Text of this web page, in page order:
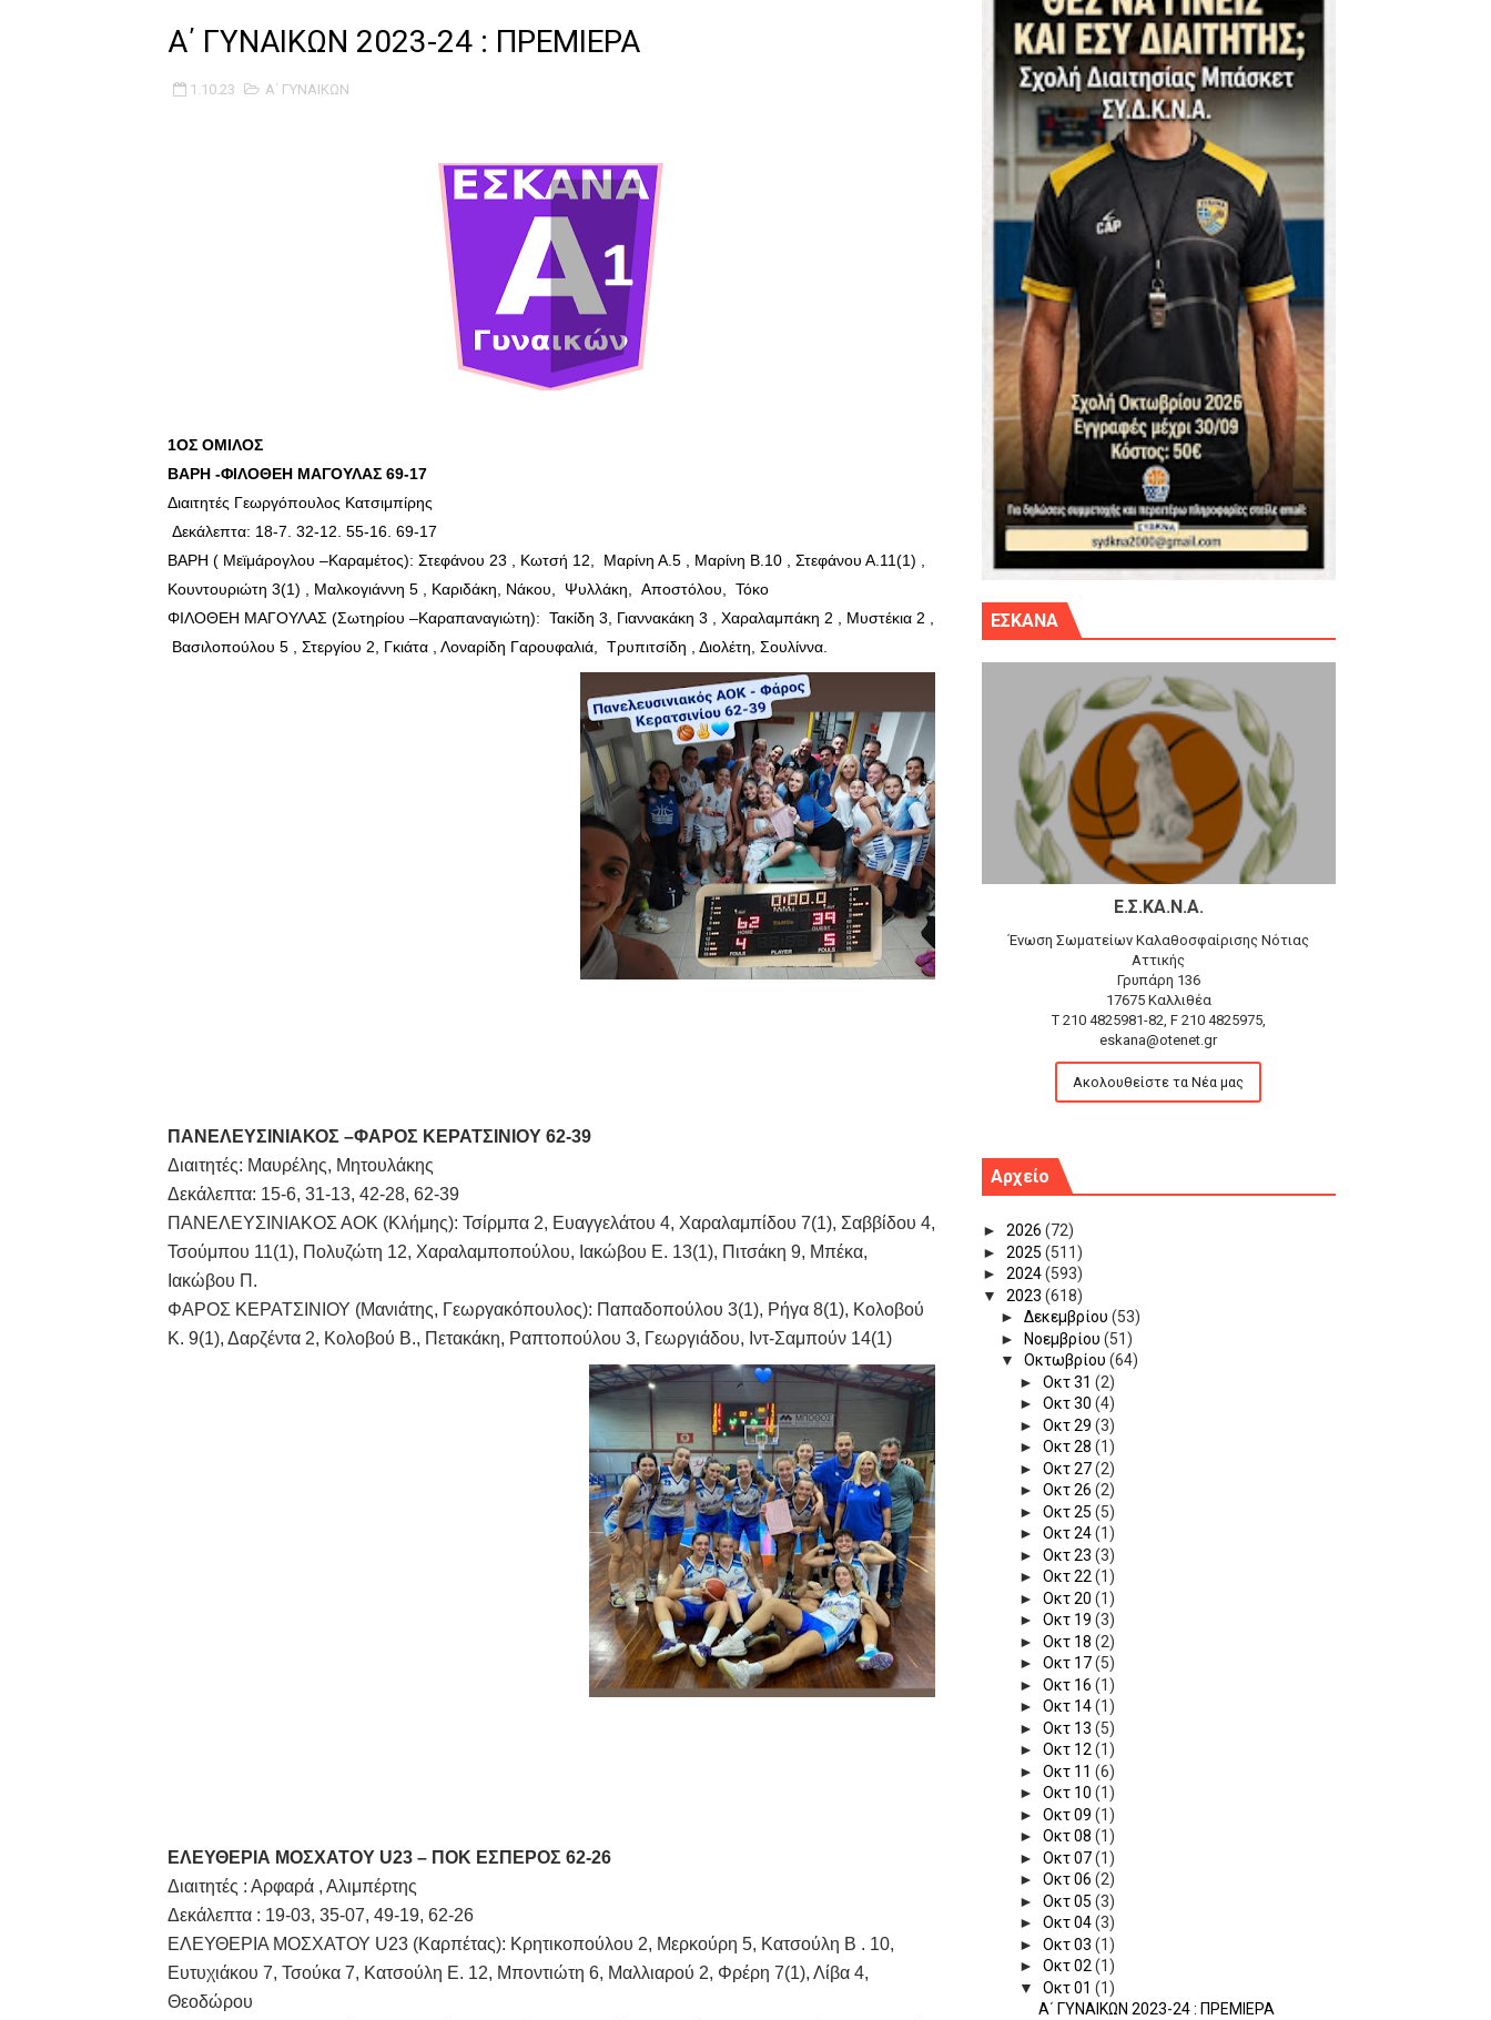
B ΕΦΗΒΩΝ F4 : Χάλκινο το Πέρα 71-56 την Δραπετσώνα στον μικρό τελικό
Live streaming ΜΠΑΡΑΖ ΑΝΟΔΟΥ ΣΤΗΝ NL 2 : ΑΥΡΙΟ ΚΥΡΙΑΚΗ 21.06.26 ΣΤΟ ΕΑΚ ΒΟΛΟΥ ΜΑΝΔΡΑΪΚΟΣ -ΕΘΝΙΚΟΣ ΛΑΓΥΝΩΝ
Β΄ ΕΦΗΒΩΝ F4 : Εντυπωσιακός ο Ρέντης στον τελικό 104-77 την Δραπετσώνα επανήλθε στην Α΄ εφήβων - Στον τελικό με Ερμή Αργ. νίκησε 72-54 το Πέρα
FINAL 4 B EΦΗΒΩΝ : ΗΜΙΤΕΛΙΚΟΙ ΣΗΜΕΡΑ ΑΕ ΡΕΝΤΗ ΔΡΑΠΕΤΣΩΝΑ ΔΑΣ (19.30) & ΕΡΜΗΣ ΑΡΓΥΡΟΥΠ. -ΠΕΡΑ (21.30)
Γ ΑΝΔΡΩΝ play off: Ανέβηκε ο Προφήτης Ηλίας 77-73 μέσα στο Πέραμα την Φιλία
Ολοκληρώνεται η μετακόμιση των γραφείων της ΕΣΚΑΝΑ στον Δήμο Νίκαιας/Ρέντη
ΤΕΛΙΚΟΣ U21 : Λύγισε στον τελικό με Αρετσού ο Πανελευσινιακός 55-67 (video της αναμέτρησης)
ΚΟΡΑΣΙΔΕΣ : Ο Κρόνος Αγίου Δημητρίου τιμήθηκε από το ΔΣ της ΕΣΚΑΝΑ για την κατάκτηση του τιτλου στην Ένωση
TEΛΙΚΟΣ ΚΥΠΕΛΛΟΥ: Κυπελλούχος ο Μανδραϊκός σε ματς θρίλερ με απίστευτη ανατροπή από το -20 77-69 την φοβερή Προοδευτική
ΧΡΟΝΙΑ ΠΟΛΛΑ ΣΤΟ ΕΛΛΗΝΙΚΟ ΜΠΑΣΚΕΤ : 39Η ΕΠΕΤΕΙΟΣ ΑΠΟ ΤΟ ΕΠΟΣ ΤΟΥ 1987
Ο δρόμος για τον 29ο τελικό κυπέλλου ανδρών ΕΣΚΑΝΑ Μανδραϊκός Προοδευτική στο νέο κλ. Αγίου Δημητρίου την Κυριακή 14.6.26
U21: Τεράστια πρόκριση για τον Πανελευσινιακό στον τελικό αύριο με Αρετσού (το video του αγώνα)
Γ΄ανδρών play offs : "Σκληρό" καρύδι η Φιλία Περάματος έφερε την σειρά στα ίσια (1-1) νίκησε τον Προφήτη Ηλία 78-74 στα Καμίνια
Play off B εφήβων Β φάση Στο f4 ΑΕ Ρέντη, Πέρα , Ερμής Αργυρ. και Δραπετσώνα
Α΄ ΓΥΝΑΙΚΩΝ 2023-24 : ΠΡΕΜΙΕΡΑ
1.10.23 Α΄ ΓΥΝΑΙΚΩΝ
1ΟΣ ΟΜΙΛΟΣ
ΒΑΡΗ -ΦΙΛΟΘΕΗ ΜΑΓΟΥΛΑΣ 69-17
Διαιτητές Γεωργόπουλος Κατσιμπίρης
Δεκάλεπτα: 18-7. 32-12. 55-16. 69-17
ΒΑΡΗ ( Μεϊμάρογλου –Καραμέτος): Στεφάνου 23 , Κωτσή 12,
Μαρίνη Α.5 , Μαρίνη Β.10 , Στεφάνου Α.11(1) ,
Κουντουριώτη 3(1) , Μαλκογιάννη 5 , Καριδάκη, Νάκου,
Ψυλλάκη, Αποστόλου,
Τόκο
ΦΙΛΟΘΕΗ ΜΑΓΟΥΛΑΣ (Σωτηρίου –Καραπαναγιώτη): Τακίδη 3, Γιαννακάκη 3 , Χαραλαμπάκη 2 , Μυστέκια 2 ,
Βασιλοπούλου 5 , Στεργίου 2, Γκιάτα , Λοναρίδη Γαρουφαλιά,
Τρυπιτσίδη , Διολέτη, Σουλίννα.
ΠΑΝΕΛΕΥΣΙΝΙΑΚΟΣ –ΦΑΡΟΣ ΚΕΡΑΤΣΙΝΙΟΥ 62-39
Διαιτητές: Μαυρέλης, Μητουλάκης
Δεκάλεπτα: 15-6, 31-13, 42-28, 62-39
ΠΑΝΕΛΕΥΣΙΝΙΑΚΟΣ ΑΟΚ (Κλήμης): Τσίρμπα 2, Ευαγγελάτου 4, Χαραλαμπίδου 7(1), Σαββίδου 4,
Τσούμπου 11(1), Πολυζώτη 12, Χαραλαμποπούλου, Ιακώβου Ε. 13(1), Πιτσάκη 9, Μπέκα,
Ιακώβου Π.
ΦΑΡΟΣ ΚΕΡΑΤΣΙΝΙΟΥ (Μανιάτης, Γεωργακόπουλος): Παπαδοπούλου 3(1), Ρήγα 8(1), Κολοβού
Κ. 9(1), Δαρζέντα 2, Κολοβού Β., Πετακάκη, Ραπτοπούλου 3, Γεωργιάδου, Ιντ-Σαμπούν 14(1)
ΕΛΕΥΘΕΡΙΑ ΜΟΣΧΑΤΟΥ U23 – ΠΟΚ ΕΣΠΕΡΟΣ 62-26
Διαιτητές : Αρφαρά , Αλιμπέρτης
Δεκάλεπτα : 19-03, 35-07, 49-19, 62-26
ΕΛΕΥΘΕΡΙΑ ΜΟΣΧΑΤΟΥ U23 (Kαρπέτας): Κρητικοπούλου 2, Μερκούρη 5, Κατσούλη Β . 10,
Ευτυχιάκου 7, Τσούκα 7, Κατσούλη Ε. 12, Μποντιώτη 6, Μαλλιαρού 2, Φρέρη 7(1), Λίβα 4,
Θεοδώρου
ΕΣΚΑΝΑ
Ε.Σ.ΚΑ.Ν.Α.
Ένωση Σωματείων Καλαθοσφαίρισης Νότιας
Αττικής
Γρυπάρη 136
17675 Καλλιθέα
T 210 4825981-82, F 210 4825975,
eskana@otenet.gr
Ακολουθείστε τα Νέα μας
Αρχείο
► 2026 (72)
► 2025 (511)
► 2024(593)
▼ 2023 (618)
►Δεκεμβρίου(53)
► Νοεμβρίου(51)
▼Οκτωβρίου(64)
►Οκτ 31(2)
►Οκτ 30(4)
►Οκτ 29(3)
►Οκτ 28(1)
►Οκτ 27(2)
►Οκτ 26(2)
►Οκτ 25(5)
►Οκτ 24(1)
►Οκτ 23(3)
►Οκτ 22(1)
►Οκτ 20(1)
►Οκτ 19(3)
►Οκτ 18(2)
►Οκτ 17(5)
►Οκτ 16(1)
►Οκτ 14(1)
►Οκτ 13(5)
►Οκτ 12(1)
►Οκτ 11(6)
►Οκτ 10(1)
►Οκτ 09(1)
►Οκτ 08(1)
►Οκτ 07(1)
►Οκτ 06(2)
►Οκτ 05(3)
►Οκτ 04(3)
►Οκτ 03(1)
►Οκτ 02(1)
▼Οκτ 01(1)
Α΄ ΓΥΝΑΙΚΩΝ 2023-24 : ΠΡΕΜΙΕΡΑ